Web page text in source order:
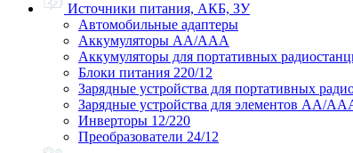
Источники питания, АКБ, ЗУ
Автомобильные адаптеры
Аккумуляторы АА/ААА
Аккумуляторы для портативных
Блоки питания 220/12
Зарядные устройства для портативных
Зарядные устройства для элементов АА/
Инверторы 12/220
Преобразователи 24/12